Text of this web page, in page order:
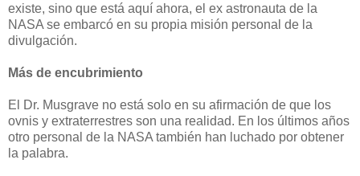
existe, sino que está aquí ahora, el ex astronauta de la
NASA se embarcó en su propia misión personal de la
divulgación.
Más de encubrimiento
El Dr. Musgrave no está solo en su afirmación de que los
ovnis y extraterrestres son una realidad. En los últimos años
otro personal de la NASA también han luchado por obtener
la palabra.